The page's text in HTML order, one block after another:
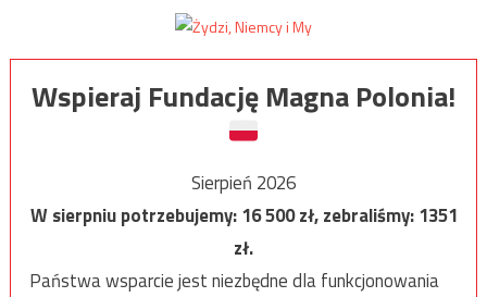
Wspieraj Fundację Magna Polonia!
Sierpień 2026
W sierpniu potrzebujemy:16 500zł, zebraliśmy:1351
zł.
Państwa wsparcie jest niezbędne dla funkcjonowania